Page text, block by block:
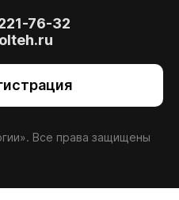
76-32
Все права защищены
и улучшения
на использование